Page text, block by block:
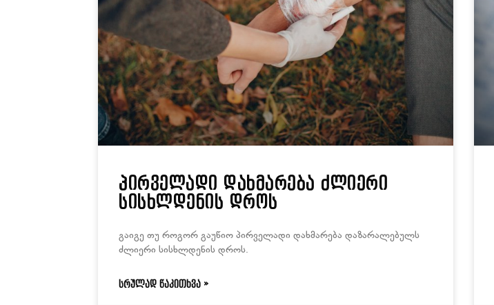
პირველადი დახმარება ძლიერი
სისხლდენის დროს
გაიგე თუ როგორ გაუწიო პირველადი დახმარება დაზარალებულს
ძლიერი სისხლდენის დროს.
ᲡᲠᲣᲚᲐᲓ ᲬᲐᲙᲘᲗᲮᲕᲐ »